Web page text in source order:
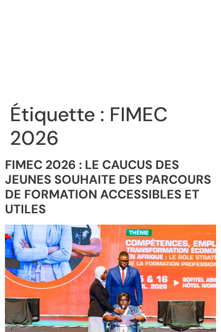
Étiquette : FIMEC
2026
FIMEC 2026 : LE CAUCUS DES
JEUNES SOUHAITE DES PARCOURS
DE FORMATION ACCESSIBLES ET
UTILES